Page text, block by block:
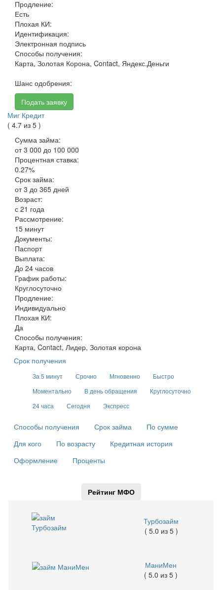
Продление:
Есть
Плохая КИ:
Идентификация:
Электронная подпись
Способы получения:
Карта, Золотая Корона, Contact, Яндекс.Деньги
Шанс одобрения:
Подать заявку
Миг Кредит
( 4.7 из 5 )
Сумма займа:
от 3 000 до 100 000
Процентная ставка:
0.27%
Срок займа:
от 3 до 365 дней
Возраст:
с 21 года
Рассмотрение:
15 минут
Документы:
Паспорт
Выплата:
До 24 часов
График работы:
Круглосуточно
Продление:
Индивидуально
Плохая КИ:
Да
Способы получения:
Карта, Contact, Лидер, Золотая корона
Срок получения
За 5 минут Срочно Мгновенно
Быстро
Моментально
В день обращения
Круглосуточно
24 часа
Сегодня Экспресс
Способы получения Срок займа
По сумме
Для кого
По возрасту
Кредитная история
Оформление
Проценты
Рейтинг МФО
Турбозайм
( 5.0 из 5 )
МаниМен
( 5.0 из 5 )